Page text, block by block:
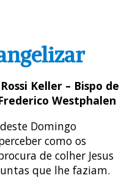
Keller – Bispo de
Westphalen
Domingo
como os
de colher Jesus
que lhe faziam.